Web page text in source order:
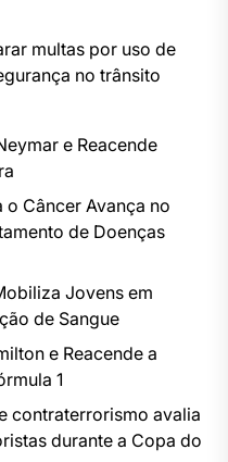
multas por uso de
no trânsito
e Reacende
Câncer Avança no
de Doenças
Jovens em
de Sangue
e Reacende a
1
contraterrorismo avalia
durante a Copa do